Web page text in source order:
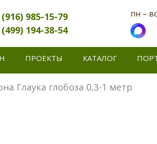
985-15-79
194-38-54
пн –
ПРОЕКТЫ КАТАЛОГ
Глаука глобоза 0,3-1 метр